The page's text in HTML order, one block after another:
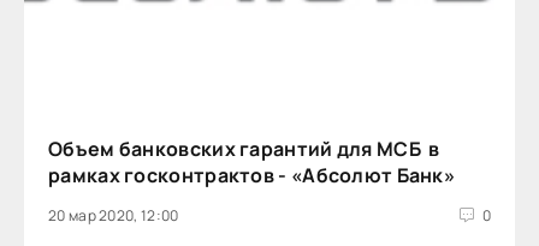
Объем банковских гарантий для МСБ в
рамках госконтрактов - «Абсолют Банк»
20 мар 2020, 12:00 0